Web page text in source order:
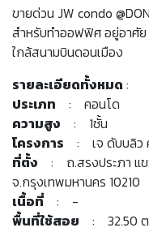
ขายด่วน JW condo
สำหรับทำออฟฟิศ อยู่อาศั
ใกล้สนามบินดอนเมือง
รายละเอียดทั้งหมด :
ประเภท : คอนโด
ความสูง : 1ชั้น
โครงการ : เจ ดับบลิว
ที่ตั้ง : ถ.สรงประภา แข
จ.กรุงเทพมหานคร 10210
เนื้อที่ : -
พื้นที่ใช้สอย : 32.50 ต